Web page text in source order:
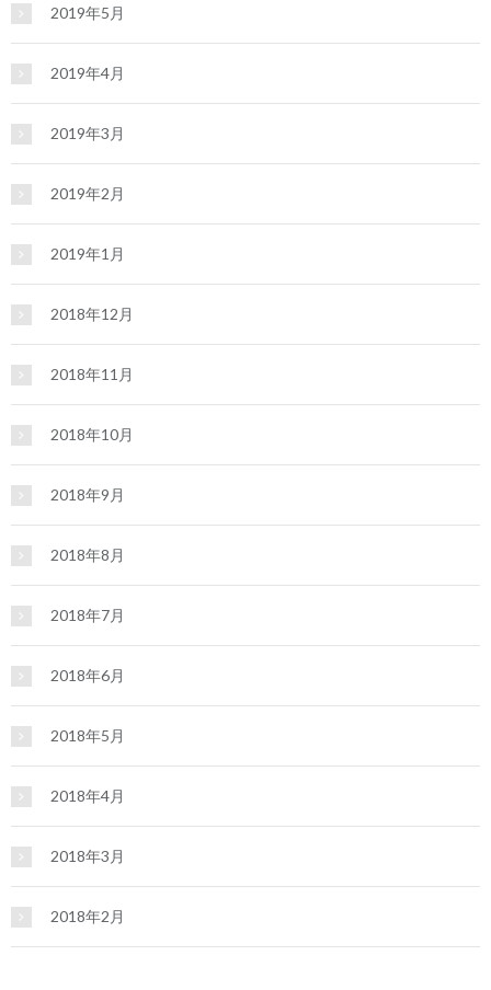
2019年5月
2019年4月
2019年3月
2019年2月
2019年1月
2018年12月
2018年11月
2018年10月
2018年9月
2018年8月
2018年7月
2018年6月
2018年5月
2018年4月
2018年3月
2018年2月